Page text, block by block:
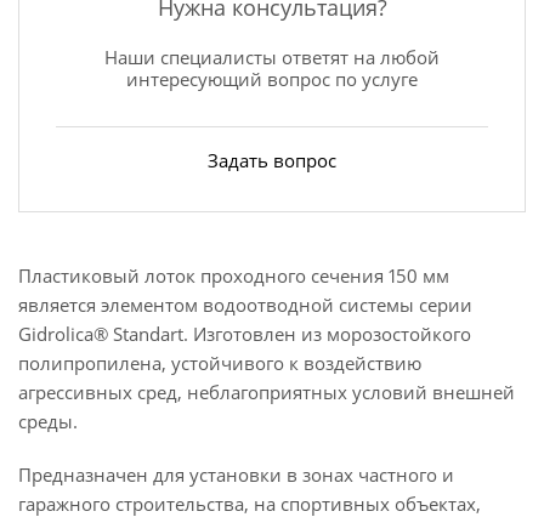
Нужна консультация?
Наши специалисты ответят на любой
интересующий вопрос по услуге
Задать вопрос
Пластиковый лоток проходного сечения 150 мм
является элементом водоотводной системы серии
Gidrolica® Standart. Изготовлен из морозостойкого
полипропилена, устойчивого к воздействию
агрессивных сред, неблагоприятных условий внешней
среды.
Предназначен для установки в зонах частного и
гаражного строительства, на спортивных объектах,